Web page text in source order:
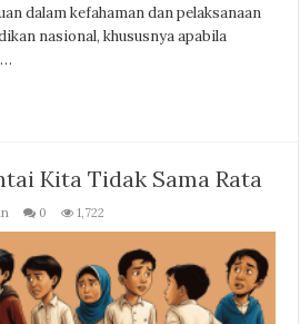
dalam kefahaman dan pelaksanaan
nasional, khususnya apabila
Kita Tidak Sama Rata
0 1,722